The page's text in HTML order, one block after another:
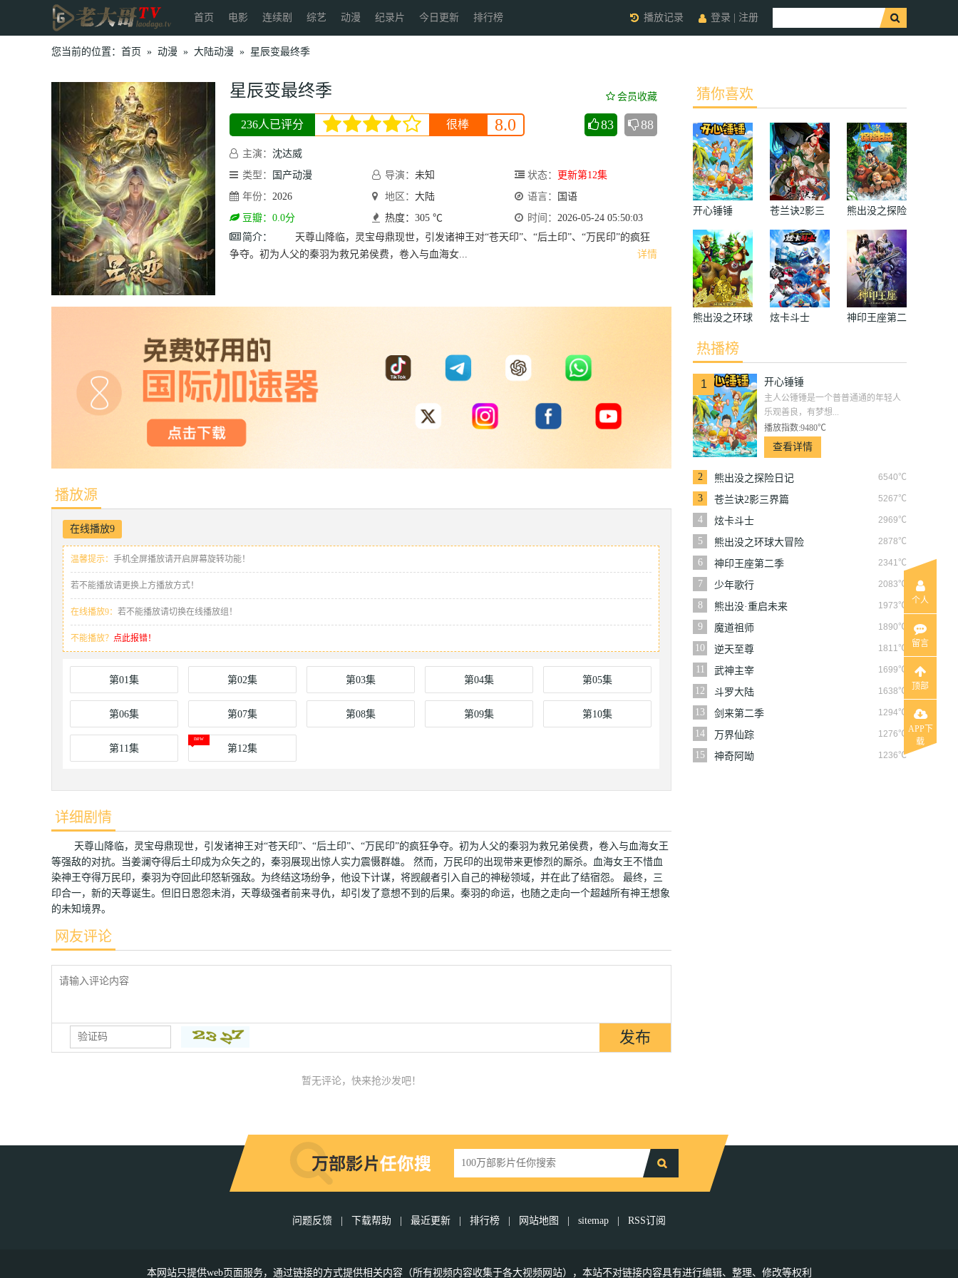
首页 电影 连续剧 综艺 动漫 纪录片 今日更新 排行榜 登录 注册
播放记录
您当前的位置： 首页 » 动漫 » 大陆动漫 » 星辰变最终季
星辰变最终季 会员收藏
236人已评分 很棒 8.0 83 88
主演： 沈达威
类型：
国产动漫 导演： 未知 状态：
更新第12集
年份： 2026 地区： 大陆 语言：
国语
豆瓣：0.0分
热度：305 ℃ 时间： 2026-05-24 05:50:03
简介：
详情
天尊山降临，灵宝母鼎现世，引发诸神王对“苍天印”、“后土印”、“万民印”的疯狂
争夺。初为人父的秦羽为救兄弟侯费，卷入与血海女...
播放源
在线播放9
温馨提示： 手机全屏播放请开启屏幕旋转功能！
若不能播放请更换上方播放方式！
在线播放9： 若不能播放请切换在线播放组！
不能播放？ 点此报错！
第01集 第02集 第03集 第04集 第05集
第06集 第07集 第08集 第09集 第10集
第11集 第12集
详细剧情
天尊山降临，灵宝母鼎现世，引发诸神王对“苍天印”、“后土印”、“万民印”的疯狂争夺。初为人父的秦羽为救兄弟侯费，卷入与血海女王
等强敌的对抗。当姜澜夺得后土印成为众矢之的，秦羽展现出惊人实力震慑群雄。 然而，万民印的出现带来更惨烈的厮杀。血海女王不惜血
染神王夺得万民印，秦羽为夺回此印怒斩强敌。为终结这场纷争，他设下计谋，将觊觎者引入自己的神秘领域，并在此了结宿怨。 最终，三
印合一，新的天尊诞生。但旧日恩怨未消，天尊级强者前来寻仇，却引发了意想不到的后果。秦羽的命运，也随之走向一个超越所有神王想象
的未知境界。
网友评论
暂无评论，快来抢沙发吧！
猜你喜欢
开心锤锤
苍兰诀2影三
界篇
熊出没之探险
日记
熊出没之环球
大冒险
炫卡斗士
神印王座第二
热播榜
1 开心锤锤
主人公锤锤是一个普普通通的年轻人
乐观善良，有梦想...
播放指数:9480℃
查看详情
2 6540℃
熊出没之探险日记
3
5267℃
苍兰诀2影三界篇
4
2969℃
炫卡斗士
5
2878℃
熊出没之环球大冒险
6
2341℃
神印王座第二季
7
2083℃
少年歌行
8
1973℃
熊出没·重启未来
9
1890℃
魔道祖师
10
1811℃
逆天至尊
11
1699℃
武神主宰
12
1638℃
斗罗大陆
13
1294℃
剑来第二季
14
1276℃
万界仙踪
15
1236℃
神奇阿呦
问题反馈 | 下载帮助 | 最近更新 | 排行榜 | 网站地图 | sitemap | RSS订阅
本网站只提供web页面服务，通过链接的方式提供相关内容（所有视频内容收集于各大视频网站），本站不对链接内容具有进行编辑、整理、修改等权利
个人
留言
顶部
APP下
载